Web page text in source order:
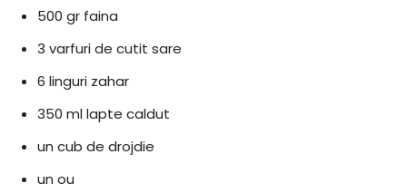
500 gr faina
3 varfuri de cutit sare
6 linguri zahar
350 ml lapte caldut
un cub de drojdie
un ou